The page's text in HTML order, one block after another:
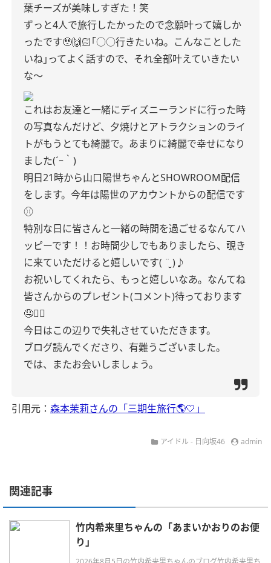
葉チーズが美味しすぎた！笑
ずっと4人で旅行したかったので念願叶って嬉しか
ったです🥹🙌🏻｢○○行きたいね。こんなことした
いね｣ってよく話すので、それ全部叶えていきたい
な〜
これはお友達と一緒にディズニーランドに行った時
の写真なんだけど、夕焼けとアトラクションのライ
トがもうとても綺麗で。あまりに綺麗で幸せになり
ました(´ｰ｀)
明日21時から山口陽世ちゃんとSHOWROOM配信
をします。今年は陽世のアカウントからの配信です
⚾️
特別な日に皆さんと一緒の時間を過ごせるなんてハ
ッピーです！！お時間少しでもありましたら、覗き
に来ていただけると嬉しいです( ¨̮ )♪
お祝いしてくれたら、もっと嬉しいなあ。なんてね
皆さんからのプレゼント(コメント)待っております
🤤✊🏻
今日はこの辺りで失礼させていただきます。
ブログ読んでくださり、有難うございました。
では、またお会いしましょう。
引用元： 森本茉莉さんの「三期生旅行🌎🤍」
アイドル - 日向坂46 admin
関連記事
竹内希来里ちゃんの「あまいかおりのお便
り」